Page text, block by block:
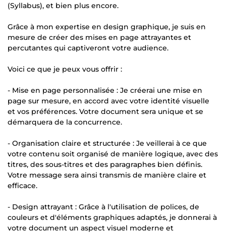
(Syllabus), et bien plus encore.
Grâce à mon expertise en design graphique, je suis en
mesure de créer des mises en page attrayantes et
percutantes qui captiveront votre audience.
Voici ce que je peux vous offrir :
- Mise en page personnalisée : Je créerai une mise en
page sur mesure, en accord avec votre identité visuelle
et vos préférences. Votre document sera unique et se
démarquera de la concurrence.
- Organisation claire et structurée : Je veillerai à ce que
votre contenu soit organisé de manière logique, avec des
titres, des sous-titres et des paragraphes bien définis.
Votre message sera ainsi transmis de manière claire et
efficace.
- Design attrayant : Grâce à l'utilisation de polices, de
couleurs et d'éléments graphiques adaptés, je donnerai à
votre document un aspect visuel moderne et